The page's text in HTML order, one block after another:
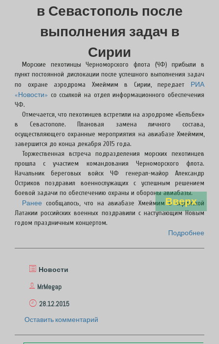
Вверх
в Севастополь после
выполнения задач в
Сирии
Морские пехотинцы Черноморского флота (ЧФ) прибыли в
пункт постоянной дислокации после успешного выполнения задач
по охране аэродрома Хмеймим в Сирии, передает РИА
«Новости» со ссылкой на отдел информационного обеспечения
ЧФ.
Отмечается, что пехотинцев встретили на аэродроме «Бельбек»
в Севастополе. Плановая замена личного состава,
осуществляющего охранные мероприятия на авиабазе Хмеймим,
завершится до конца декабря 2015 года.
Торжественная встреча подразделения морских пехотинцев
прошла с участием командования Черноморского флота.
Начальник береговых войск ЧФ генерал-майор Александр
Остриков поздравил военнослужащих с успешным решением
боевой задачи по обеспечению охраны и обороны авиабазы.
Ранее сообщалось, что на авиабазе Хмеймим в сирийской
Латакии российских военных поздравили с наступающим Новым
годом праздничным концертом.
Подробнее
Новости
MrMegap
28.12.2015
Оставить комментарий